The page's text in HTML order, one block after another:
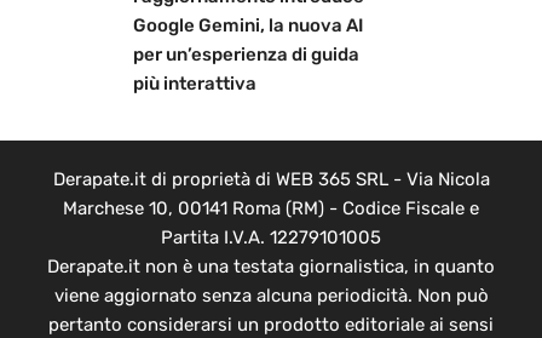
Google Gemini, la nuova AI
per un’esperienza di guida
più interattiva
Derapate.it di proprietà di WEB 365 SRL - Via Nicola
Marchese 10, 00141 Roma (RM) - Codice Fiscale e
Partita I.V.A. 12279101005
Derapate.it non è una testata giornalistica, in quanto
viene aggiornato senza alcuna periodicità. Non può
pertanto considerarsi un prodotto editoriale ai sensi